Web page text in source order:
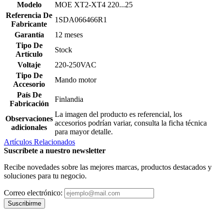
Modelo
MOE XT2-XT4 220...25
Referencia De
Fabricante
1SDA066466R1
Garantía
12 meses
Tipo De
Artículo
Stock
Voltaje
220-250VAC
Tipo De
Accesorio
Mando motor
País De
Fabricación
Finlandia
Observaciones
adicionales
La imagen del producto es referencial, los
accesorios podrían variar, consulta la ficha técnica
para mayor detalle.
Artículos Relacionados
Suscríbete a nuestro newsletter
Recibe novedades sobre las mejores marcas, productos destacados y
soluciones para tu negocio.
Correo electrónico:
Suscribirme